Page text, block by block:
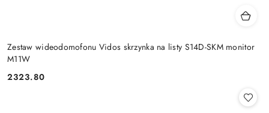
Zestaw wideodomofonu Vidos skrzynka na listy S14D-SKM monitor
M11W
Cena:
2323.80